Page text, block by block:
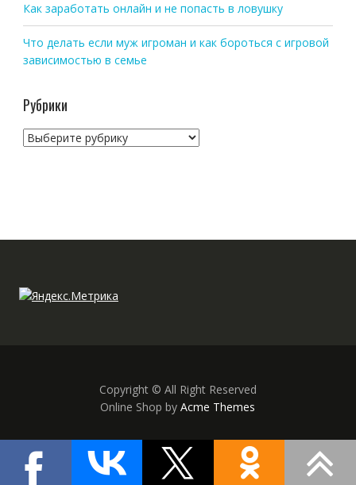
Как заработать онлайн и не попасть в ловушку
Что делать если муж игроман и как бороться с игровой
зависимостью в семье
Рубрики
Рубрики
Copyright © All Right Reserved
Online Shop byAcme Themes